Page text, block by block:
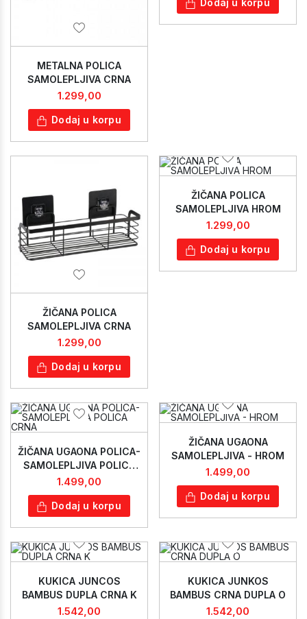
METALNA POLICA
SAMOLEPLJIVA CRNA
1.299,00
Dodaj u korpu
Dodaj u korpu
ŽIČANA POLICA
SAMOLEPLJIVA CRNA
1.299,00
Dodaj u korpu
ŽIČANA POLICA
SAMOLEPLJIVA HROM
1.299,00
Dodaj u korpu
ŽIČANA UGAONA POLICA-
SAMOLEPLJIVA POLICA
CRNA
1.499,00
Dodaj u korpu
ŽIČANA UGAONA
SAMOLEPLJIVA - HROM
1.499,00
Dodaj u korpu
KUKICA JUNCOS
BAMBUS DUPLA CRNA K
1.542,00
KUKICA JUNKOS
BAMBUS CRNA DUPLA O
1.542,00